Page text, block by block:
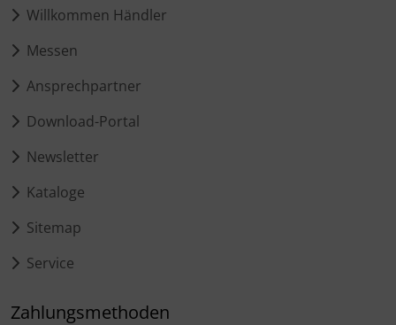
Willkommen Händler
Messen
Ansprechpartner
Download-Portal
Newsletter
Kataloge
Sitemap
Service
Zahlungsmethoden